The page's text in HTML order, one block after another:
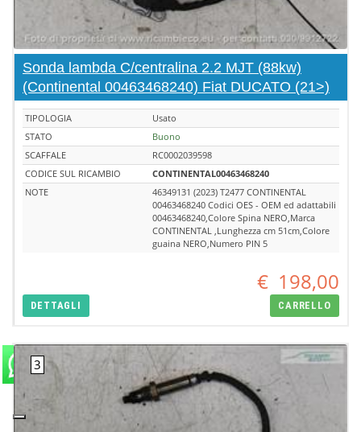
Sonda lambda C/centralina 2.2 MJT (88kw)
(Continental 00463468240) Fiat DUCATO (21>)
TIPOLOGIA
Usato
STATO
Buono
SCAFFALE
RC0002039598
CODICE SUL RICAMBIO
CONTINENTAL00463468240
NOTE
46349131 (2023) T2477 CONTINENTAL
00463468240 Codici OES - OEM ed adattabili
00463468240,Colore Spina NERO,Marca
CONTINENTAL ,Lunghezza cm 51cm,Colore
guaina NERO,Numero PIN 5
€ 198,00
DETTAGLI CARRELLO